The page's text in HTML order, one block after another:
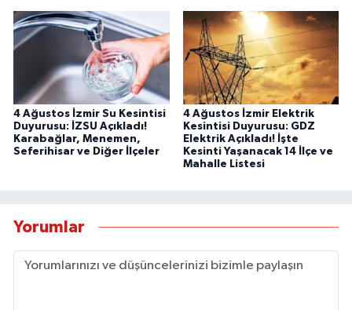
4 Ağustos İzmir Su Kesintisi
Duyurusu: İZSU Açıkladı!
Karabağlar, Menemen,
Seferihisar ve Diğer İlçeler
4 Ağustos İzmir Elektrik
Kesintisi Duyurusu: GDZ
Elektrik Açıkladı! İşte
Kesinti Yaşanacak 14 İlçe ve
Mahalle Listesi
Yorumlar